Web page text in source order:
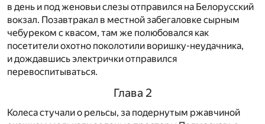
в день и под женовьи слезы отправился на Белорусский
вокзал. Позавтракал в местной забегаловке сырным
чебуреком с квасом, там же полюбовался как
посетители охотно поколотили воришку-неудачника,
и дождавшись электрички отправился
перевоспитываться.
Глава 2
Колеса стучали о рельсы, за подернутым ржавчиной